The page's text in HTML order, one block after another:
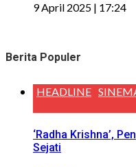
9 April 2025 | 17:24
Berita Populer
HEADLINE
‘Radha Krishna’,
Sejati